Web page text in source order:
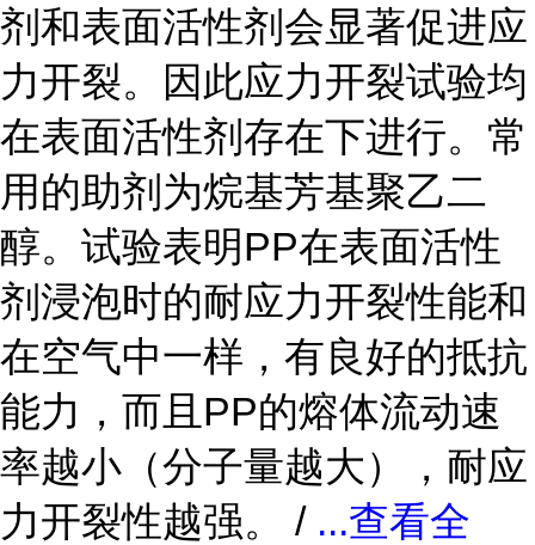
剂和表面活性剂会显著促进应
力开裂。因此应力开裂试验均
在表面活性剂存在下进行。常
用的助剂为烷基芳基聚乙二
醇。试验表明PP在表面活性
剂浸泡时的耐应力开裂性能和
在空气中一样，有良好的抵抗
能力，而且PP的熔体流动速
率越小（分子量越大），耐应
力开裂性越强。 / ...查看全